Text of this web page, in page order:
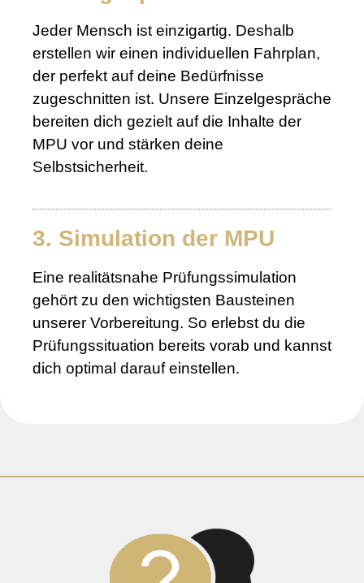
Jeder Mensch ist einzigartig. Deshalb
erstellen wir einen individuellen Fahrplan,
der perfekt auf deine Bedürfnisse
zugeschnitten ist. Unsere Einzelgespräche
bereiten dich gezielt auf die Inhalte der
MPU vor und stärken deine
Selbstsicherheit.
3. Simulation der MPU
Eine realitätsnahe Prüfungssimulation
gehört zu den wichtigsten Bausteinen
unserer Vorbereitung. So erlebst du die
Prüfungssituation bereits vorab und kannst
dich optimal darauf einstellen.